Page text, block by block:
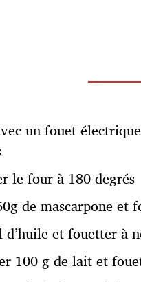
un fouet
le four à 180 degrés
de mascarpone et
d’huile et fouetter à
100 g de lait et